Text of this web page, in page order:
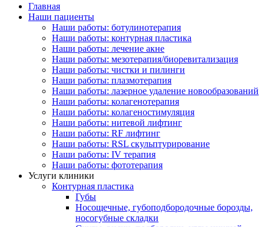
Главная
Наши пациенты
Наши работы: ботулинотерапия
Наши работы: контурная пластика
Наши работы: лечение акне
Наши работы: мезотерапия/биоревитализация
Наши работы: чистки и пилинги
Наши работы: плазмотерапия
Наши работы: лазерное удаление новообразований
Наши работы: колагенотерапия
Наши работы: колагеностимуляция
Наши работы: нитевой лифтинг
Наши работы: RF лифтинг
Наши работы: RSL скульптурирование
Наши работы: IV терапия
Наши работы: фототерапия
Услуги клиники
Контурная пластика
Губы
Носощечные, губоподбородочные борозды,
носогубные складки